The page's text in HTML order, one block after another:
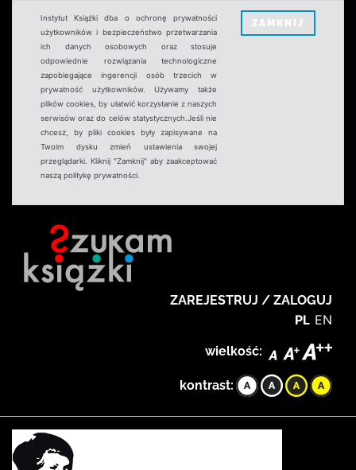
Instytut Książki dba o ochronę prywatności
użytkowników i bezpieczeństwo przetwarzania
ich danych osobowych oraz stosuje
odpowiednie rozwiązania technologiczne
zapobiegające ingerencji osób trzecich w
prywatność użytkowników. Używamy także
plików cookies, by ułatwić korzystanie z naszych
serwisów oraz do celów statystycznych.Jeśli nie
chcesz, by pliki cookies były zapisywane na
Twoim dysku zmień ustawienia swojej
przeglądarki. Kliknij "Zamknij" aby zaakceptować
naszą politykę prywatności.
ZAMKNIJ
ZAREJESTRUJ / ZALOGUJ
PL EN
wielkość:
kontrast: